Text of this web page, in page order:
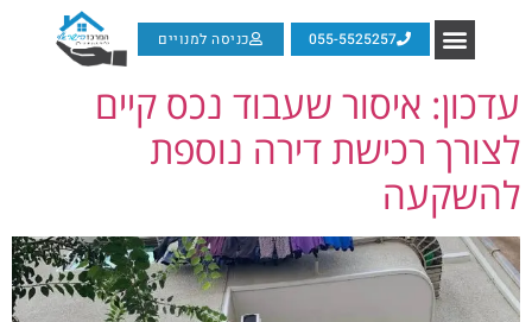
055-5525257 כניסה למנויים
עדכון: איסור שעבוד נכס קיים
לצורך רכישת דירה נוספת
להשקעה